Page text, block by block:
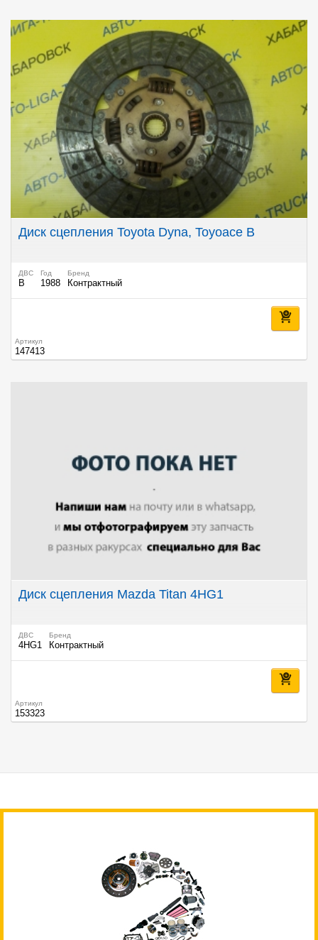
Диск сцепления Toyota Dyna, Toyoace B
ДВС
B
Год
1988
Бренд
Контрактный
Артикул
147413
Диск сцепления Mazda Titan 4HG1
ДВС
4HG1
Бренд
Контрактный
Артикул
153323